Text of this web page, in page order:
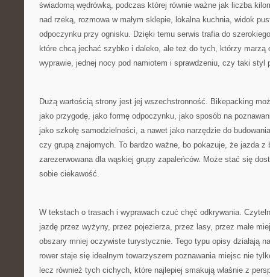
świadomą wędrówką, podczas której równie ważne jak liczba
nad rzeką, rozmowa w małym sklepie, lokalna kuchnia, widok
odpoczynku przy ognisku. Dzięki temu serwis trafia do
które chcą jechać szybko i daleko, ale też do tych, którzy marzą
wyprawie, jednej nocy pod namiotem i sprawdzeniu, czy taki styl
Dużą wartością strony jest jej wszechstronność. Bikepacking
jako przygodę, jako formę odpoczynku, jako sposób na
jako szkołę samodzielności, a nawet jako narzędzie do
czy grupą znajomych. To bardzo ważne, bo pokazuje, że jazda z
zarezerwowana dla wąskiej grupy zapaleńców. Może stać się
sobie ciekawość.
W tekstach o trasach i wyprawach czuć chęć odkrywania.
jazdę przez wyżyny, przez pojezierza, przez lasy, przez małe
obszary mniej oczywiste turystycznie. Tego typu opisy działają
rower staje się idealnym towarzyszem poznawania miejsc nie
lecz również tych cichych, które najlepiej smakują właśnie z